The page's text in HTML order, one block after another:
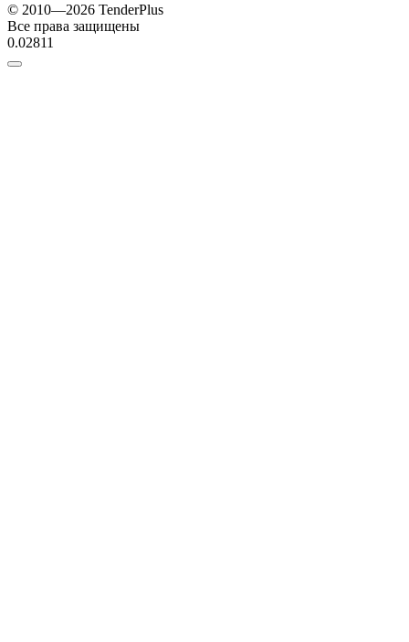
© 2010—2026 TenderPlus
Все права защищены
0.02811